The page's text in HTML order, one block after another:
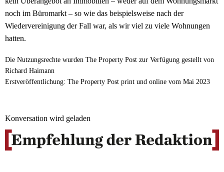
noch im Büromarkt – so wie das beispielsweise nach der
Wiedervereinigung der Fall war, als wir viel zu viele Wohnungen
hatten.
Die Nutzungsrechte wurden The Property Post zur Verfügung gestellt von
Richard Haimann
Erstveröffentlichung: The Property Post print und online vom Mai 2023
Konversation wird geladen